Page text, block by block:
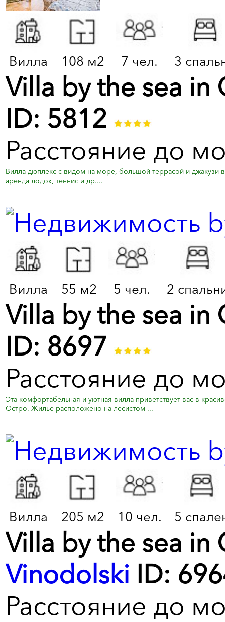
Вилла 108 м2 7 чел. 3
Villa by the sea
ID: 5812
Расстояние до
Вилла-дюплекс с видом на море, большой террасой и джакузи
аренда лодок, теннис и др....
Вилла 55 м2 5 чел. 2
Villa by the sea
ID: 8697
Расстояние до
Эта комфортабельная и уютная вилла приветствует вас в
Остро. Жилье расположено на лесистом ...
Вилла 205 м2 10 чел. 5
Villa by the sea
Vinodolski ID:
Расстояние до